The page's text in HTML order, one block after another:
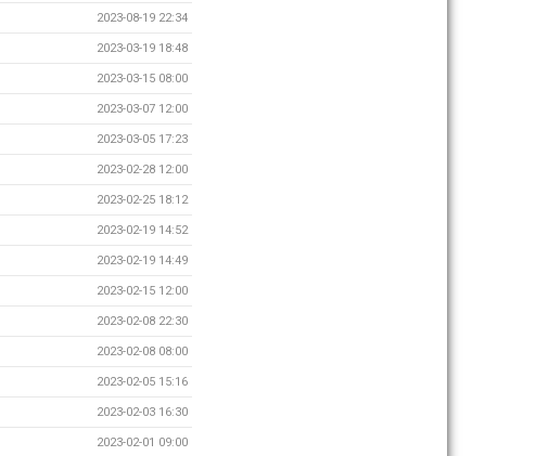
2023-08-19 22:34
2023-03-19 18:48
2023-03-15 08:00
2023-03-07 12:00
2023-03-05 17:23
2023-02-28 12:00
2023-02-25 18:12
2023-02-19 14:52
2023-02-19 14:49
2023-02-15 12:00
2023-02-08 22:30
2023-02-08 08:00
2023-02-05 15:16
2023-02-03 16:30
2023-02-01 09:00